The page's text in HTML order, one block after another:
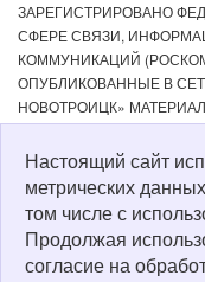
ЗАРЕГИСТРИРОВАНО
СФЕРЕ СВЯЗИ,
КОММУНИКАЦИЙ
ОПУБЛИКОВАННЫЕ В
НОВОТРОИЦК»
ЗАКОНОДАТЕЛЬСТВОМ
ДОПУСКАЕТСЯ ТОЛЬКО
ОБЯЗАТЕЛЬНОЙ
НЕСЕТ
МАТЕРИАЛОВ,
ТРУДА. НОВОТРОИЦК»,
КОТОРЫЕ ДАНЫ
Настоящий сайт
метрических
том числе с
Продолжая
согласие на